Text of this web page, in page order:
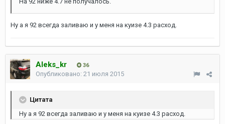
Ну а я 92 всегда заливаю и у меня на куизе 4.3 расход.
Aleks_kr 36
Опубликовано: 21 июля 2015
Цитата
Ну а я 92 всегда заливаю и у меня на куизе 4.3 расход.